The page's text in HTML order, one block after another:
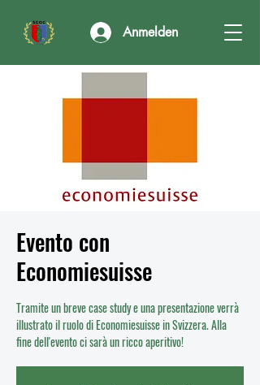
Anmelden
Evento con
Economiesuisse
Tramite un breve case study e una presentazione verrà
illustrato il ruolo di Economiesuisse in Svizzera. Alla
fine dell'evento ci sarà un ricco aperitivo!